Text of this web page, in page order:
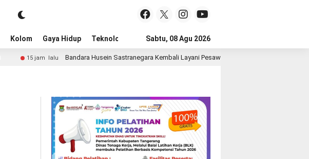
Kolom Gaya Hidup Teknologi Advertorial Tips
Sabtu, 08 Agu 2026
Bandara Husein Sastranegara Kembali Layani Pesawat Jet Mulai 14 Agustus 2026